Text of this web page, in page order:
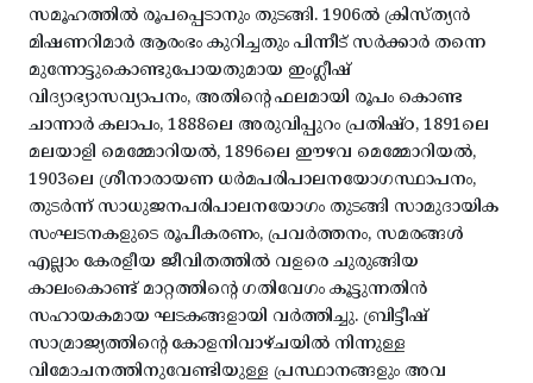
സമൂഹത്തിൽ രൂപപ്പെടാനും തുടങ്ങി. 1906ൽ ക്രിസ്ത്യൻ
മിഷണറിമാർ ആരംഭം കുറിച്ചതും പിന്നീട് സർക്കാർ തന്നെ
മുന്നോട്ടുകൊണ്ടുപോയതുമായ ഇംഗ്ലീഷ്
വിദ്യാഭ്യാസവ്യാപനം, അതിന്റെ ഫലമായി രൂപം കൊണ്ട
ചാന്നാർ കലാപം, 1888ലെ അരുവിപ്പുറം പ്രതിഷ്ഠ, 1891ലെ
മലയാളി മെമ്മോറിയൽ, 1896ലെ ഈഴവ മെമ്മോറിയൽ,
1903ലെ ശ്രീനാരായണ ധർമപരിപാലനയോഗസ്ഥാപനം,
തുടർന്ന് സാധുജനപരിപാലനയോഗം തുടങ്ങി സാമുദായിക
സംഘടനകളുടെ രൂപീകരണം, പ്രവർത്തനം, സമരങ്ങൾ
എല്ലാം കേരളീയ ജീവിതത്തിൽ വളരെ ചുരുങ്ങിയ
കാലംകൊണ്ട് മാറ്റത്തിന്റെ ഗതിവേഗം കൂട്ടുന്നതിൻ
സഹായകമായ ഘടകങ്ങളായി വർത്തിച്ചു. ബ്രിട്ടീഷ്
സാമ്രാജ്യത്തിന്റെ കോളനിവാഴ്ചയിൽ നിന്നുള്ള
വിമോചനത്തിനുവേണ്ടിയുള്ള പ്രസ്ഥാനങ്ങളും അവ